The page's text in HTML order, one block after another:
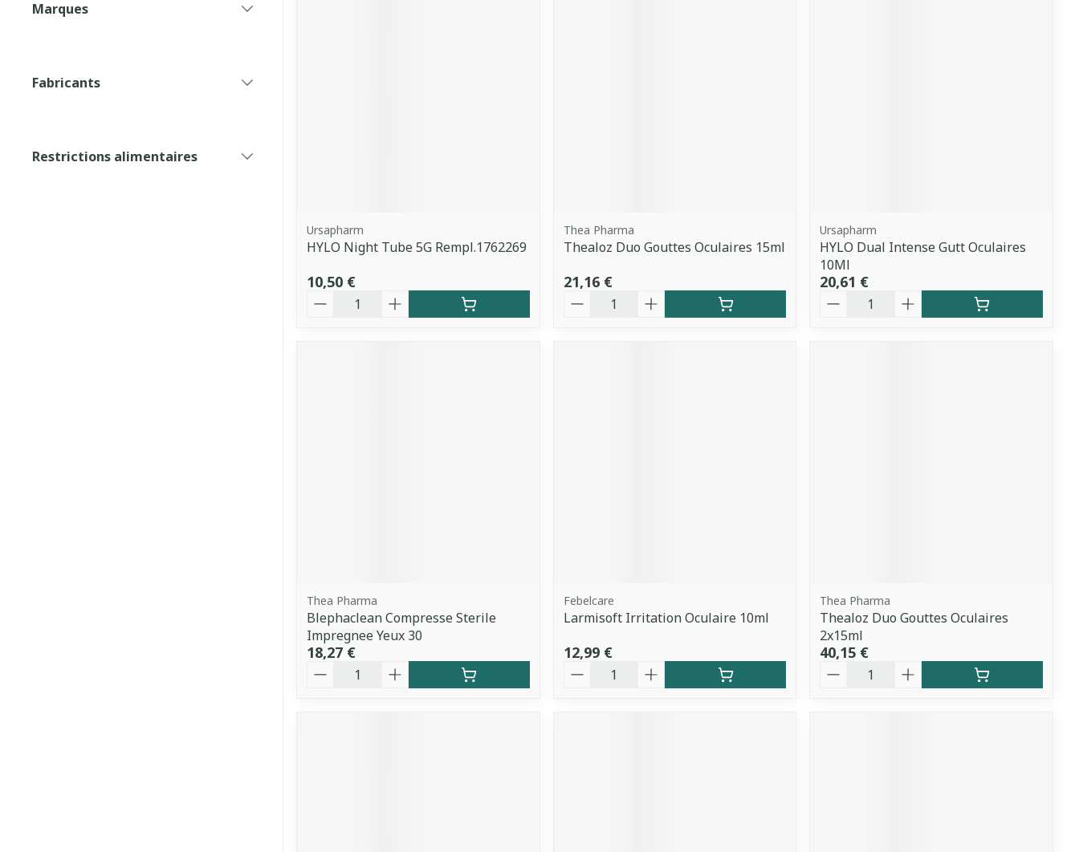
Marques
Fabricants
Restrictions alimentaires
Ursapharm
HYLO Night Tube 5G Rempl.1762269
10,50 €
Quantité
Thea Pharma
Thealoz Duo Gouttes Oculaires 15ml
21,16 €
Quantité
Ursapharm
HYLO Dual Intense Gutt Oculaires
10Ml
20,61 €
Quantité
Thea Pharma
Blephaclean Compresse Sterile
Impregnee Yeux 30
18,27 €
Quantité
Febelcare
Larmisoft Irritation Oculaire 10ml
12,99 €
Quantité
Thea Pharma
Thealoz Duo Gouttes Oculaires
2x15ml
40,15 €
Quantité